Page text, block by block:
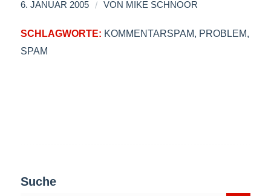
6. JANUAR 2005 / VON MIKE SCHNOOR
SCHLAGWORTE: KOMMENTARSPAM PROBLEM
SPAM
Suche